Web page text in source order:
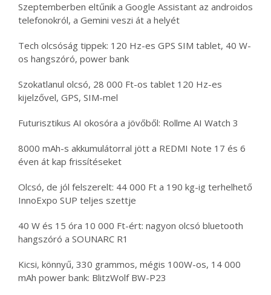
Szeptemberben eltűnik a Google Assistant az androidos
telefonokról, a Gemini veszi át a helyét
Tech olcsóság tippek: 120 Hz-es GPS SIM tablet, 40 W-
os hangszóró, power bank
Szokatlanul olcsó, 28 000 Ft-os tablet 120 Hz-es
kijelzővel, GPS, SIM-mel
Futurisztikus AI okosóra a jövőből: Rollme AI Watch 3
8000 mAh-s akkumulátorral jött a REDMI Note 17 és 6
éven át kap frissítéseket
Olcsó, de jól felszerelt: 44 000 Ft a 190 kg-ig terhelhető
InnoExpo SUP teljes szettje
40 W és 15 óra 10 000 Ft-ért: nagyon olcsó bluetooth
hangszóró a SOUNARC R1
Kicsi, könnyű, 330 grammos, mégis 100W-os, 14 000
mAh power bank: BlitzWolf BW-P23